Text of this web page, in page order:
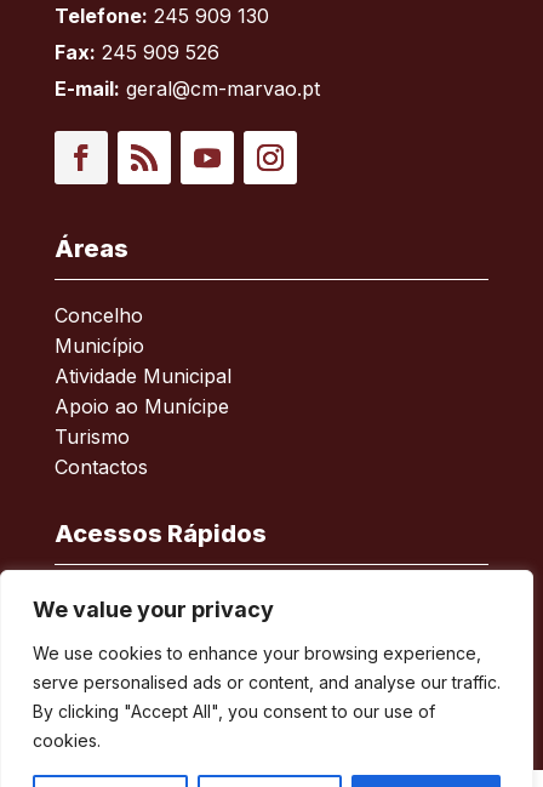
We value your privacy
We use cookies to enhance your browsing experience,
serve personalised ads or content, and analyse our traffic.
By clicking "Accept All", you consent to our use of
cookies.
Telefone: 245 909 130
Fax: 245 909 526
E-mail: geral@cm-marvao.pt
Áreas
Concelho
Município
Atividade Municipal
Apoio ao Munícipe
Turismo
Contactos
Acessos Rápidos
Acessibilidade
Política de privacidade
ERSAR – Reclamações
A minha Rua
Boletim Municipal